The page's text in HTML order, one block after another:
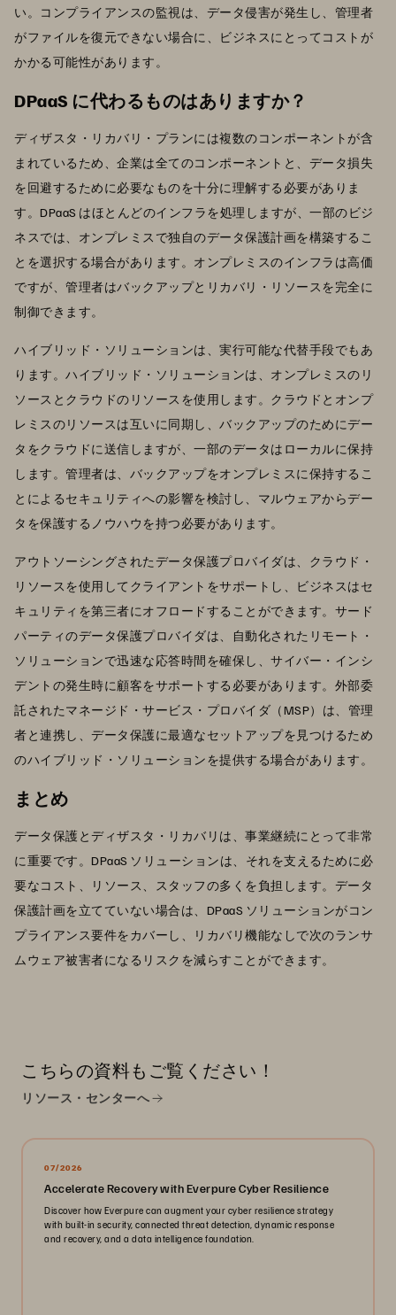
い。コンプライアンスの監視は、データ侵害が発生し、管理者
がファイルを復元できない場合に、ビジネスにとってコストが
かかる可能性があります。
DPaaS に代わるものはありますか？
ディザスタ・リカバリ・プランには複数のコンポーネントが含
まれているため、企業は全てのコンポーネントと、データ損失
を回避するために必要なものを十分に理解する必要がありま
す。DPaaS はほとんどのインフラを処理しますが、一部のビジ
ネスでは、オンプレミスで独自のデータ保護計画を構築するこ
とを選択する場合があります。オンプレミスのインフラは高価
ですが、管理者はバックアップとリカバリ・リソースを完全に
制御できます。
ハイブリッド・ソリューションは、実行可能な代替手段でもあ
ります。ハイブリッド・ソリューションは、オンプレミスのリ
ソースとクラウドのリソースを使用します。クラウドとオンプ
レミスのリソースは互いに同期し、バックアップのためにデー
タをクラウドに送信しますが、一部のデータはローカルに保持
します。管理者は、バックアップをオンプレミスに保持するこ
とによるセキュリティへの影響を検討し、マルウェアからデー
タを保護するノウハウを持つ必要があります。
アウトソーシングされたデータ保護プロバイダは、クラウド・
リソースを使用してクライアントをサポートし、ビジネスはセ
キュリティを第三者にオフロードすることができます。サード
パーティのデータ保護プロバイダは、自動化されたリモート・
ソリューションで迅速な応答時間を確保し、サイバー・インシ
デントの発生時に顧客をサポートする必要があります。外部委
託されたマネージド・サービス・プロバイダ（MSP）は、管理
者と連携し、データ保護に最適なセットアップを見つけるため
のハイブリッド・ソリューションを提供する場合があります。
まとめ
データ保護とディザスタ・リカバリは、事業継続にとって非常
に重要です。DPaaS ソリューションは、それを支えるために必
要なコスト、リソース、スタッフの多くを負担します。データ
保護計画を立てていない場合は、DPaaS ソリューションがコン
プライアンス要件をカバーし、リカバリ機能なしで次のランサ
ムウェア被害者になるリスクを減らすことができます。
こちらの資料もご覧ください！
リソース・センターへ
07/2026
Accelerate Recovery with Everpure Cyber Resilience
Discover how Everpure can augment your cyber resilience strategy
with built-in security, connected threat detection, dynamic response
and recovery, and a data intelligence foundation.